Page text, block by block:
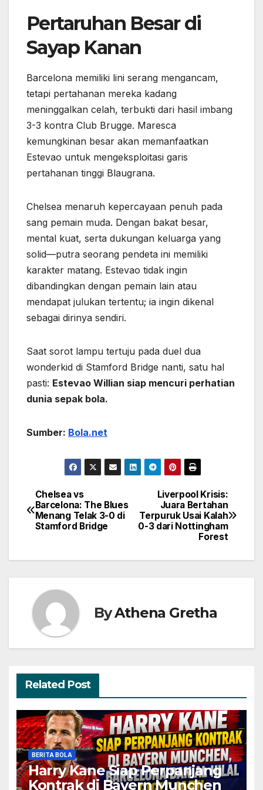
Pertaruhan Besar di
Sayap Kanan
Barcelona memiliki lini serang mengancam,
tetapi pertahanan mereka kadang
meninggalkan celah, terbukti dari hasil imbang
3-3 kontra Club Brugge. Maresca
kemungkinan besar akan memanfaatkan
Estevao untuk mengeksploitasi garis
pertahanan tinggi Blaugrana.
Chelsea menaruh kepercayaan penuh pada
sang pemain muda. Dengan bakat besar,
mental kuat, serta dukungan keluarga yang
solid—putra seorang pendeta ini memiliki
karakter matang. Estevao tidak ingin
dibandingkan dengan pemain lain atau
mendapat julukan tertentu; ia ingin dikenal
sebagai dirinya sendiri.
Saat sorot lampu tertuju pada duel dua
wonderkid di Stamford Bridge nanti, satu hal
pasti: Estevao Willian siap mencuri perhatian
dunia sepak bola.
Sumber: Bola.net
Navigasi
pos
Liverpool Krisis:
Juara Bertahan
Terpuruk Usai Kalah
0-3 dari Nottingham
Forest
Chelsea vs
Barcelona: The Blues
Menang Telak 3-0 di
Stamford Bridge
ByAthena Gretha
Related Post
BERITA BOLA
Harry Kane Siap Perpanjang
Kontrak di Bayern Munchen